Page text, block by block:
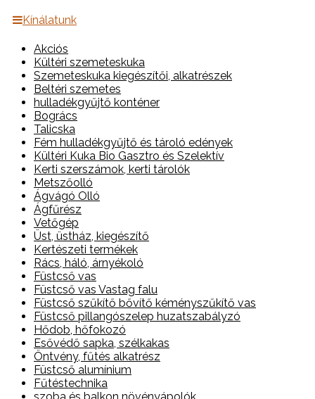
Kínálatunk
Akciós
Kültéri szemeteskuka
Szemeteskuka kiegészítői, alkatrészek
Beltéri szemetes
hulladékgyűjtő konténer
Bogrács
Talicska
Fém hulladékgyűjtő és tároló edények
Kültéri Kuka Bio Gasztro és Szelektív
Kerti szerszámok, kerti tárolók
Metszőolló
Ágvágó Olló
Ágfűrész
Vetőgép
Üst, üstház, kiegészítő
Kertészeti termékek
Rács, háló, árnyékoló
Füstcső vas
Füstcső vas Vastag falu
Füstcső szűkítő bővítő kéményszűkítő vas
Füstcső pillangószelep huzatszabályzó
Hődob, hőfokozó
Esővédő sapka, szélkakas
Öntvény, fűtés alkatrész
Füstcső alumínium
Fűtéstechnika